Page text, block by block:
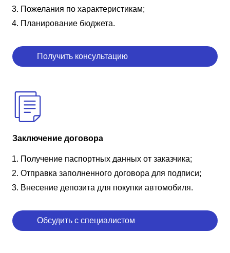
Пожелания по характеристикам;
Планирование бюджета.
Получить консультацию
Заключение договора
Получение паспортных данных от заказчика;
Отправка заполненного договора для подписи;
Внесение депозита для покупки автомобиля.
Обсудить с специалистом